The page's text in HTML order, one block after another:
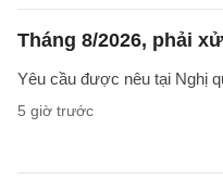
Tháng 8/2026, phải
Yêu cầu được nêu tại Nghị
5 giờ trước